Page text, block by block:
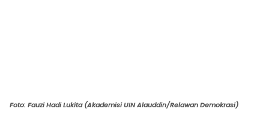
Foto: Fauzi Hadi Lukita (Akademisi UIN Alauddin/Relawan Demokrasi)